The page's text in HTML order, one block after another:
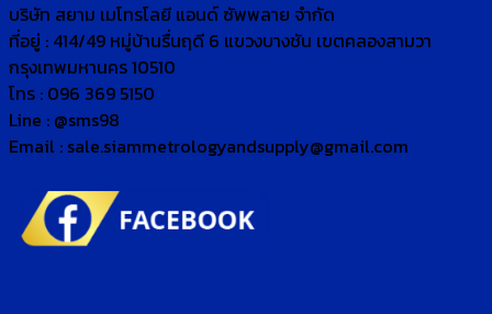
บริษัท สยาม เมโทรโลยี แอนด์ ซัพพลาย จำกัด
ที่อยู่ : 414/49 หมู่บ้านรื่นฤดี 6 แขวงบางชัน เขตคลองสามวา
กรุงเทพมหานคร 10510
โทร : 096 369 5150
Line : @sms98
Email : sale.siammetrologyandsupply@gmail.com